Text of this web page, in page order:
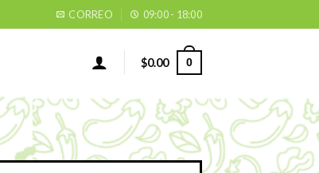
CORREO 09:00 - 18:00
$0.00 0